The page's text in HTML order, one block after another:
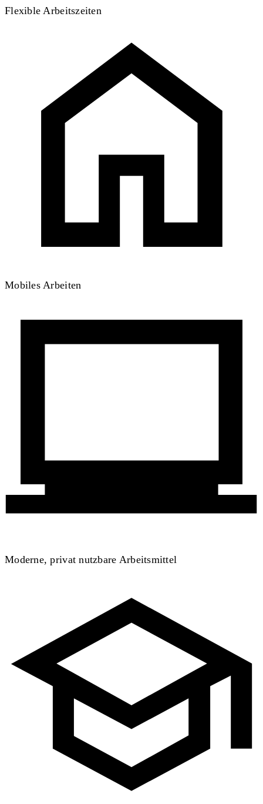
Flexible Arbeitszeiten
Mobiles Arbeiten
Moderne, privat nutzbare Arbeitsmittel